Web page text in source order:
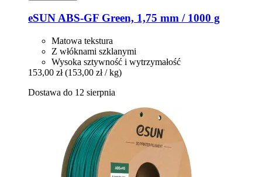
eSUN ABS-​GF Green, 1,75 mm / 1000 g
Matowa tekstura
Z włóknami szklanymi
Wysoka sztywność i wytrzymałość
153,00 zł (153,00 zł / kg)
Dostawa do 12 sierpnia